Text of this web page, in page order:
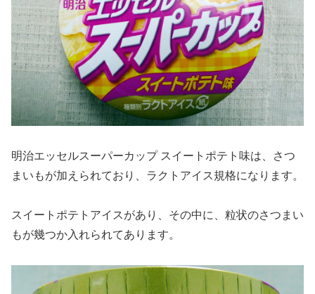
明治エッセルスーパーカップ スイートポテト味は、さつ
まいもが加えられており、ラクトアイス規格になります。
スイートポテトアイスがあり、その中に、粒状のさつまい
もが幾つか入れられてあります。